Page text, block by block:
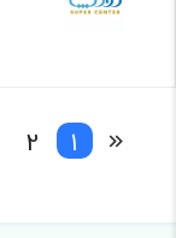
1
2